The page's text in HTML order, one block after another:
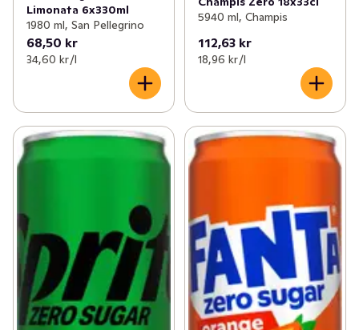
Limonata 6x330ml
1980 ml, San Pellegrino
68,50 kr
34,60 kr /l
5940 ml, Champis
112,63 kr
18,96 kr /l